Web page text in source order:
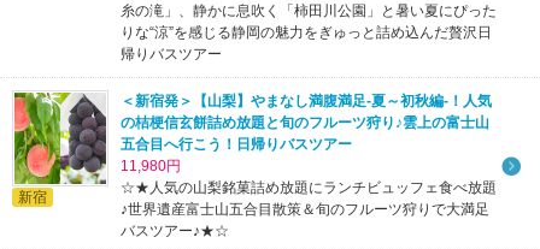
糸の滝」、静かに息吹く「柿田川公園」と暑い夏にぴった
りな“涼”を感じる静岡の魅力をぎゅっと詰め込んだ贅沢日
帰りバスツアー
新宿
＜新宿発＞【山梨】やまなし満腹満足-夏～初秋編-！人気
の桔梗信玄餅詰め放題と旬のフルーツ狩り♪雲上の富士山
五合目へ行こう！日帰りバスツアー
11,980円
☆★人気の山梨銘菓詰め放題にランチビュッフェ食べ放題
♪世界遺産富士山五合目散策＆旬のフルーツ狩りで大満足
バスツアー♪★☆